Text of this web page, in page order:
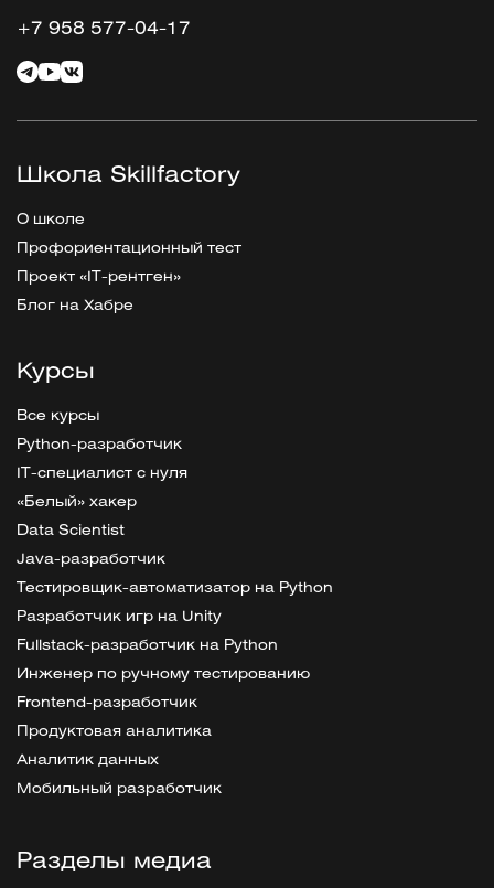
+7 958 577-04-17
Школа Skillfactory
О школе
Профориентационный тест
Проект «IT-рентген»
Блог на Хабре
Курсы
Все курсы
Python-разработчик
IT-специалист с нуля
«Белый» хакер
Data Scientist
Java-разработчик
Тестировщик-автоматизатор на Python
Разработчик игр на Unity
Fullstack-разработчик на Python
Инженер по ручному тестированию
Frontend-разработчик
Продуктовая аналитика
Аналитик данных
Мобильный разработчик
Разделы медиа